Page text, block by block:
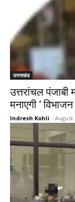
उत्तराखंड
उत्तरांचल पंजाबी
मनाएगी ‘
Indresh Kohli - August